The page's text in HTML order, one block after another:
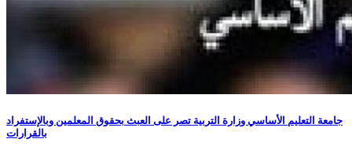
جامعة التعليم الأساسي وزارة التربية تصر على العبث بحقوق المعلمين وبالإستفراد
بالقرارات